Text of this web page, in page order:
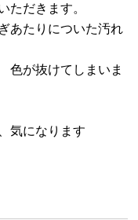
ただきます。
あたりについた汚れ
色が抜けてしまいま
気になります